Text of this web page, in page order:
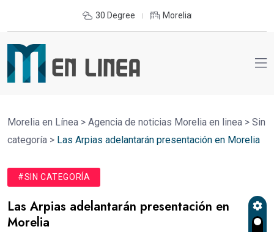
30 Degree Morelia
Morelia en Línea > Agencia de noticias Morelia en linea > Sin
categoría > Las Arpias adelantarán presentación en Morelia
#SIN CATEGORÍA
Las Arpias adelantarán presentación en
Morelia